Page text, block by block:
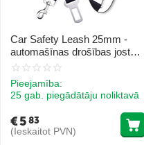
Car Safety Leash 25mm -
automašīnas drošības josta,
platums 25mm 1gab. MELNS
Pieejamība:
25 gab. piegādātāju noliktavā
€583
(Ieskaitot PVN)